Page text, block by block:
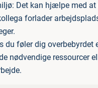
Det kan hjælpe med
forlader
du føler dig
nødvendige ressourcer